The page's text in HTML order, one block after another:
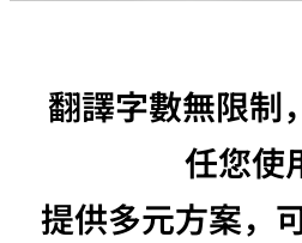
翻譯字數無限制
任您使
提供多元方案，